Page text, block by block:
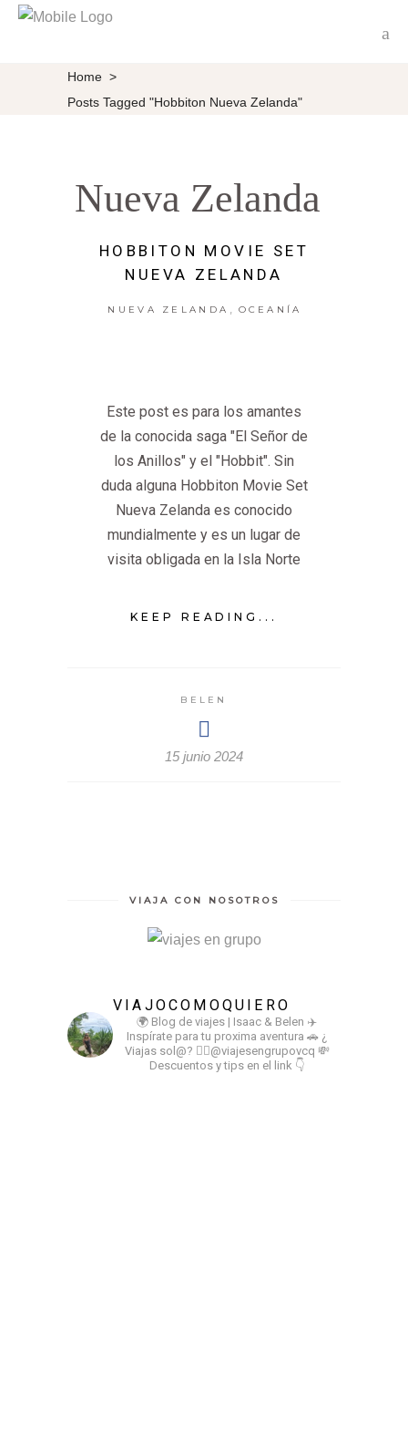
Home >
Posts Tagged "Hobbiton Nueva Zelanda"
Nueva Zelanda
HOBBITON MOVIE SET
NUEVA ZELANDA
NUEVA ZELANDA OCEANÍA
Este post es para los amantes
de la conocida saga "El Señor de
los Anillos" y el "Hobbit". Sin
duda alguna Hobbiton Movie Set
Nueva Zelanda es conocido
mundialmente y es un lugar de
visita obligada en la Isla Norte
KEEP READING...
BELEN
15 junio 2024
VIAJA CON NOSOTROS
VIAJOCOMOQUIERO
🌍 Blog de viajes | Isaac & Belen ✈️
Inspírate para tu proxima aventura 🚗 ¿
Viajas sol@? 👉🏻@viajesengrupovcq 💸
Descuentos y tips en el link 👇